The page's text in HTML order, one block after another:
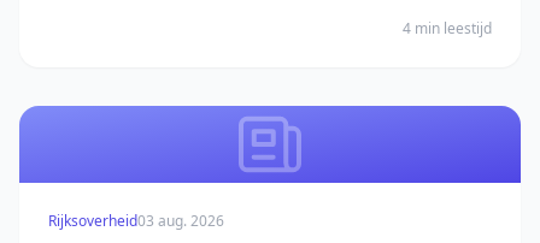
digitale dienstverlening verscheen eerst op Digitale
4 min leestijd
Rijksoverheid03 aug. 2026